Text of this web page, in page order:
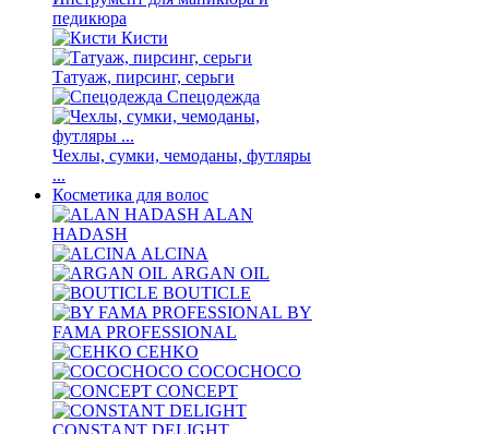
педикюра
Кисти
Татуаж, пирсинг, серьги
Спецодежда
Чехлы, сумки, чемоданы, футляры
...
Косметика для волос
ALAN
HADASH
ALCINA
ARGAN OIL
BOUTICLE
BY
FAMA PROFESSIONAL
CEHKO
COCOCHOCO
CONCEPT
CONSTANT DELIGHT